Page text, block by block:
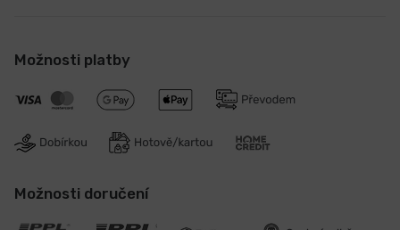
Možnosti platby
Možnosti doručení